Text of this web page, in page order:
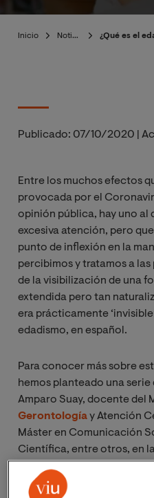
Inicio Noticias ¿Qué es el
Publicado: 07/10/2020
Entre los muchos efectos
provocada por el
opinión pública, hay uno al
excesiva atención, pero
punto de inflexión en la
percibimos y tratamos a
de la visibilización de una
extendida pero tan
era prácticamente
edadismo, en español.
Para conocer más sobre
hemos planteado una serie
Amparo Suay, docente del
Gerontologíay Atención
Máster en Comunicación
Científica, entre otros, en